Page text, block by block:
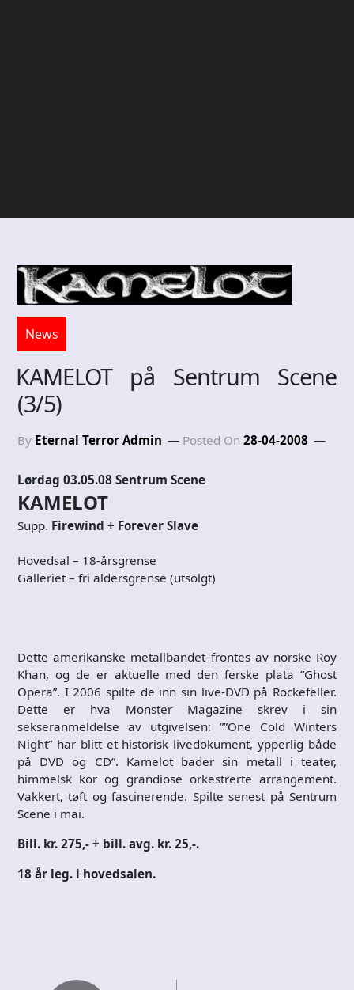
News
KAMELOT på Sentrum Scene
(3/5)
By Eternal Terror Admin Posted On 28-04-2008
Lørdag 03.05.08 Sentrum Scene
KAMELOT
Supp. Firewind + Forever Slave
Hovedsal – 18-årsgrense
Galleriet – fri aldersgrense (utsolgt)
Dette amerikanske metallbandet frontes av norske Roy
Khan, og de er aktuelle med den ferske plata ”Ghost
Opera”. I 2006 spilte de inn sin live-DVD på Rockefeller.
Dette er hva Monster Magazine skrev i sin
sekseranmeldelse av utgivelsen: ””One Cold Winters
Night” har blitt et historisk livedokument, ypperlig både
på DVD og CD”. Kamelot bader sin metall i teater,
himmelsk kor og grandiose orkestrerte arrangement.
Vakkert, tøft og fascinerende. Spilte senest på Sentrum
Scene i mai.
Bill. kr. 275,- + bill. avg. kr. 25,-.
18 år leg. i hovedsalen.